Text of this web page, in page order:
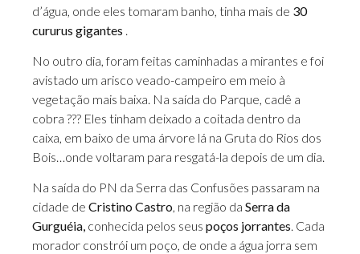
d’água, onde eles tomaram banho, tinha mais de 30
cururus gigantes
No outro dia, foram feitas caminhadas a mirantes e foi
avistado um arisco veado-campeiro em meio à
vegetação mais baixa. Na saída do Parque, cadê a
cobra ??? Eles tinham deixado a coitada dentro da
caixa, em baixo de uma árvore lá na Gruta do Rios dos
Bois…onde voltaram para resgatá-la depois de um dia.
Na saída do PN da Serra das Confusões passaram na
cidade de Cristino Castro, na região da Serra da
Gurguéia, conhecida pelos seus poços jorrantes. Cada
morador constrói um poço, de onde a água jorra sem